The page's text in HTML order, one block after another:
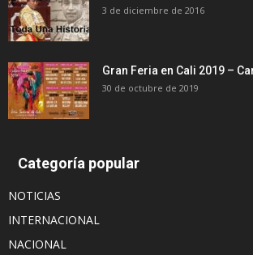
3 de diciembre de 2016
Gran Feria en Cali 2019 –
30 de octubre de 2019
Categoría popular
NOTICIAS
INTERNACIONAL
NACIONAL